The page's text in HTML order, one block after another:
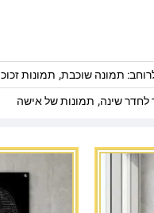
תמונה שוכבת, תמונות
לחדר שינה, תמונות של אישה